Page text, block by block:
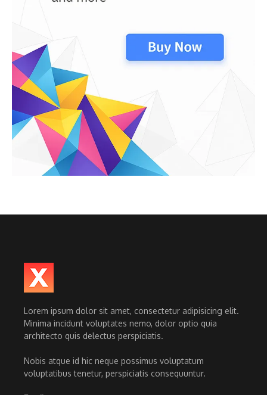
Lorem ipsum dolor sit amet, consectetur adipisicing elit.
Minima incidunt voluptates nemo, dolor optio quia
architecto quis delectus perspiciatis.
Nobis atque id hic neque possimus voluptatum
voluptatibus tenetur, perspiciatis consequuntur.